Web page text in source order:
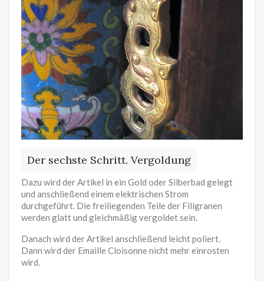
Der sechste Schritt. Vergoldung
Dazu wird der Artikel in ein Gold oder Silberbad gelegt
und anschließend einem elektrischen Strom
durchgeführt. Die freiliegenden Teile der Filigranen
werden glatt und gleichmäßig vergoldet sein.
Danach wird der Artikel anschließend leicht poliert.
Dann wird der Emaille Cloisonne nicht mehr einrosten
wird.